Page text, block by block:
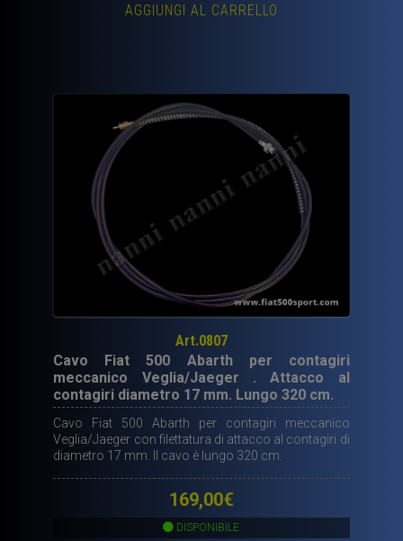
AGGIUNGI AL CARRELLO
Art.0807
Cavo Fiat 500 Abarth per contagiri
meccanico Veglia/Jaeger . Attacco al
contagiri diametro 17 mm. Lungo 320 cm.
Cavo Fiat 500 Abarth per contagiri meccanico
Veglia/Jaeger con filettatura di attacco al contagiri di
diametro 17 mm. Il cavo è lungo 320 cm.
169,00€
DISPONIBILE